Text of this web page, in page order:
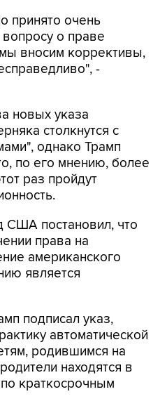
принято очень
о праве
вносим коррективы,
-
новых указа
столкнутся с
однако Трамп
по его мнению, более
раз пройдут
США постановил, что
права на
американского
является
подписал указ,
автоматической
родившимся на
находятся в
краткосрочным